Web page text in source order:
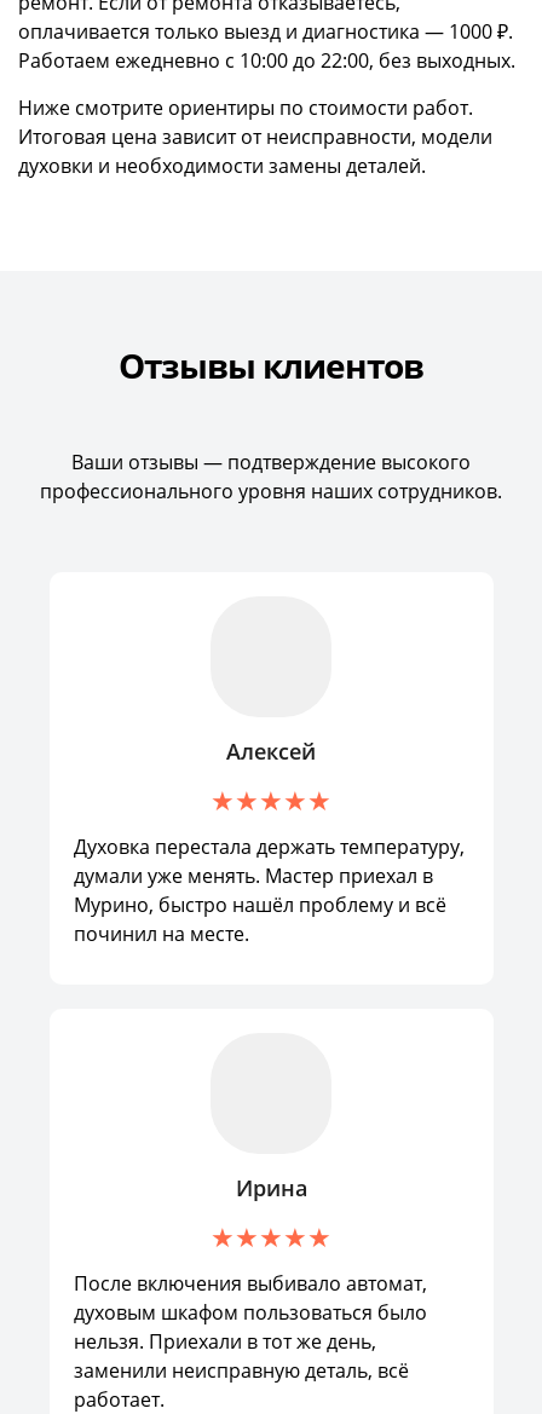
оплачивается только выезд и диагностика — 1000 ₽.
Работаем ежедневно с 10:00 до 22:00, без выходных.
Ниже смотрите ориентиры по стоимости работ.
Итоговая цена зависит от неисправности, модели
духовки и необходимости замены деталей.
Отзывы клиентов
Ваши отзывы — подтверждение высокого
профессионального уровня наших сотрудников.
Алексей
Духовка перестала держать температуру,
думали уже менять. Мастер приехал в
Мурино, быстро нашёл проблему и всё
починил на месте.
Ирина
После включения выбивало автомат,
духовым шкафом пользоваться было
нельзя. Приехали в тот же день,
заменили неисправную деталь, всё
работает.